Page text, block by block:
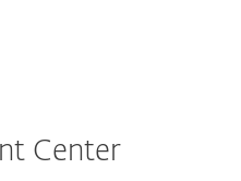
Center